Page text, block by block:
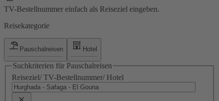
TV-Bestellnummer einfach als Reiseziel eingeben.
Reisekategorie
Pauschalreisen Hotel
Suchkriterien für Pauschalreisen
Reiseziel/ TV-Bestellnummer/ Hotel